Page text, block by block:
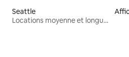
Seattle
Locations moyenne et longue durée